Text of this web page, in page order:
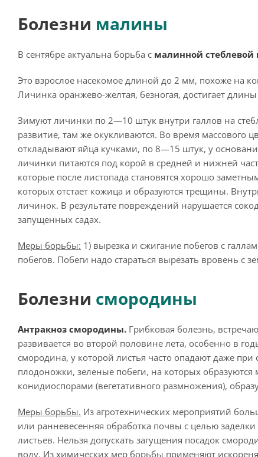
Болезни малины
В сентябре актуальна борьба с малинной стеблевой
Это взрослое насекомое длиной до 2 мм, похоже на
Личинка оранжево-желтая, безногая, достигает
Зимуют личинки по 2—10 штук внутри галлов на
развитие, там же окукливаются. Во время
откладывают яйца кучками, по 8—15 штук, у
личинки питаются под корой в средней и нижней
которые после листопада становятся хорошо
которых отстает кожица и образуются трещины.
личинок. В результате повреждений нарушается
запущенных садах.
Меры борьбы: 1) вырезка и сжигание побегов с
побегов. Побеги надо стараться вырезать вровень с
Болезни смородины
Антракноз смородины. Грибковая болезнь,
развивается во второй половине лета, особенно в
смородина, у которой листья часто опадают даже
плодоножки, зеленые побеги, на которых образуются
конидиоспорами (вегетативного размножения),
Меры борьбы. Из агротехнических мероприятий
или ранневесенняя обработка почвы с целью
листьев. Нельзя допускать загущения посадок
воду. Из химических мер борьбы применяют